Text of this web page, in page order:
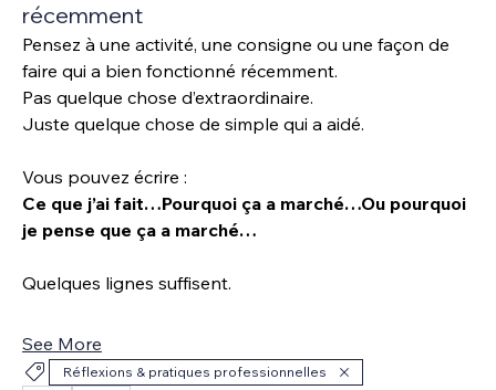
récemment
Pensez à une activité, une consigne ou une façon de
faire qui a bien fonctionné récemment.
Pas quelque chose d’extraordinaire.
Juste quelque chose de simple qui a aidé.
Vous pouvez écrire :
Ce que j’ai fait…Pourquoi ça a marché…Ou pourquoi
je pense que ça a marché…
Quelques lignes suffisent.
See More
Réflexions & pratiques professionnelles